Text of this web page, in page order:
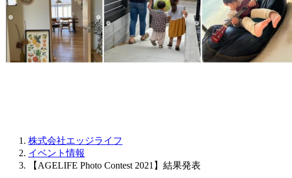
株式会社エッジライフ
イベント情報
【AGELIFE Photo Contest 2021】結果発表